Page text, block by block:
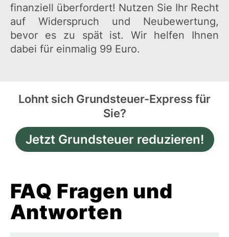
finanziell überfordert! Nutzen Sie Ihr Recht
auf Widerspruch und Neubewertung,
bevor es zu spät ist. Wir helfen Ihnen
dabei für einmalig 99 Euro.
Lohnt sich Grundsteuer-Express für
Sie?
Jetzt Grundsteuer reduzieren!
FAQ Fragen und
Antworten